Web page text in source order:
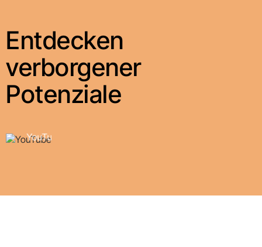
Entdecken
verborgener
Potenziale
dem
Laden
Videos
akzeptieren
Sie
die
YouTube.
laden